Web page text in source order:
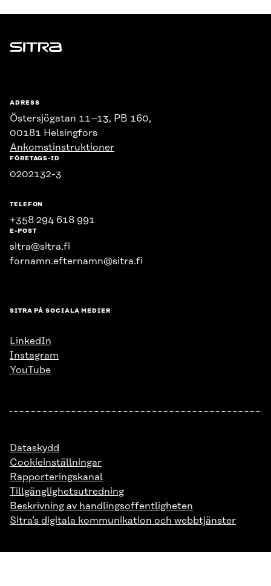
Sitra
ADRESS
Östersjögatan 11–13, PB 160,
00181 Helsingfors
Ankomstinstruktioner
FÖRETAGS-ID
0202132-3
TELEFON
+358 294 618 991
E-POST
sitra@sitra.fi
fornamn.efternamn@sitra.fi
SITRA PÅ SOCIALA MEDIER
LinkedIn
Instagram
YouTube
Dataskydd
Cookieinställningar
Rapporteringskanal
Tillgänglighetsutredning
Beskrivning av handlingsoffentligheten
Sitra’s digitala kommunikation och webbtjänster